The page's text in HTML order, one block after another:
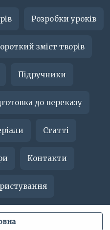
Розробки уроків
зміст творів
Підручники
до переказу
Статті
Контакти